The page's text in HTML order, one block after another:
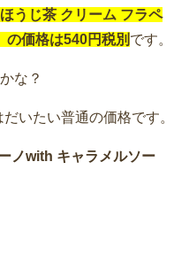
ほうじ茶 クリーム フラペ
価格は540円税別 です。
な？
いたい普通の価格です。
ノwith キャラメルソー